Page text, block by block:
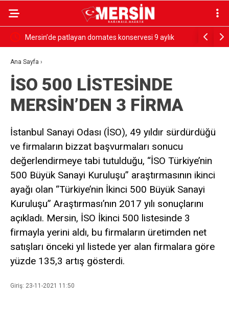
Mersin’de patlayan domates konservesi 9 aylık
bebeği yaktı
SESSİZ
Ana Sayfa ›
İSO 500 LİSTESİNDE
MERSİN’DEN 3 FİRMA
İstanbul Sanayi Odası (İSO), 49 yıldır sürdürdüğü
ve firmaların bizzat başvurmaları sonucu
değerlendirmeye tabi tutulduğu, “İSO Türkiye’nin
500 Büyük Sanayi Kuruluşu” araştırmasının ikinci
ayağı olan “Türkiye’nin İkinci 500 Büyük Sanayi
Kuruluşu” Araştırması’nın 2017 yılı sonuçlarını
açıkladı. Mersin, İSO İkinci 500 listesinde 3
firmayla yerini aldı, bu firmaların üretimden net
satışları önceki yıl listede yer alan firmalara göre
yüzde 135,3 artış gösterdi.
Giriş: 23-11-2021 11:50